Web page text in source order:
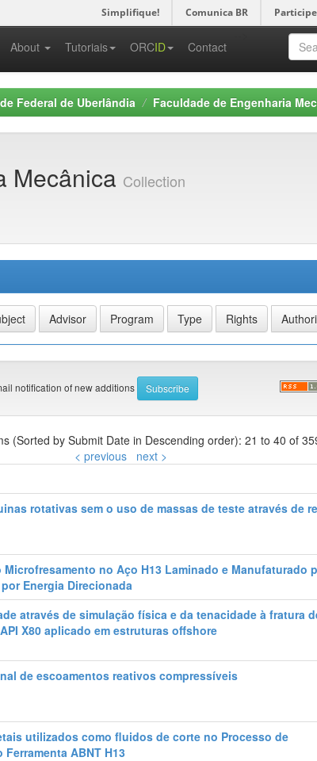
Simplifique! Comunica BR Participe
About Tutoriais ORCID Contact
Federal de Uberlândia Faculdade de Engenharia
Mecânica Collection
notification of new additions
(Sorted by Submit Date in Descending order): 21 to 40 of
< previous
next >
rotativas sem o uso de massas de teste através de
no Aço H13 Laminado e Manufaturado
Energia Direcionada
através de simulação física e da tenacidade à fratura
X80 aplicado em estruturas offshore
de escoamentos reativos compressíveis
utilizados como fluidos de corte no Processo de
ABNT H13